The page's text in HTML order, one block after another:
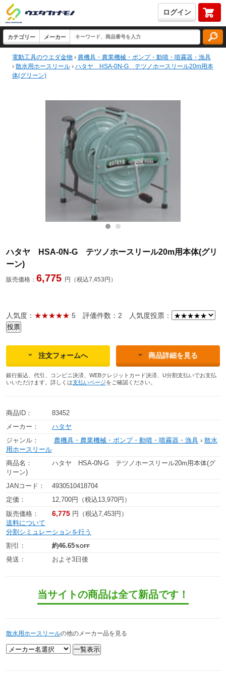
ログイン
電動工具のウエダ金物 › 農機具・農業機械・ポンプ・動噴・噴霧器・漁具
› 散水用ホースリール › ハタヤ HSA-0N-G テツノホースリール20m用本
体(グリーン)
ハタヤ HSA-0N-G テツノホースリール20m用本体(グリ
ーン)
販売価格： 6,775 円（税込7,453円）
人気度： ★★★★★ 5 評価件数：2 人気度投票：
注文フォームへ 商品詳細を見る
銀行振込、代引、コンビニ決済、WEBクレジットカード決済、U分割支払いでお支払
いいただけます。詳しくは支払いページをご確認ください。
商品ID：
83452
メーカー：
ハタヤ
ジャンル：
農機具・農業機械・ポンプ・動噴・噴霧器・漁具 › 散水
用ホースリール
商品名：
ハタヤ HSA-0N-G テツノホースリール20m用本体(グ
リーン)
JANコード：
4930510418704
定価：
12,700円（税込13,970円）
販売価格：
6,775 円（税込7,453円）
送料について
分割シミュレーションを行う
割引：
約46.65％OFF
発送： およそ3日後
当サイトの商品は全て新品です！
散水用ホースリールの他のメーカー品を見る